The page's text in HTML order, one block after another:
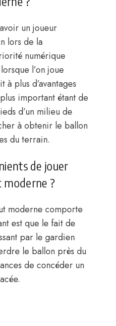
un joueur
lors de la
numérique
l’on joue
à plus d’avantages
important étant de
d’un milieu de
à obtenir le ballon
du terrain.
de jouer
moderne ?
moderne comporte
est que le fait de
par le gardien
le ballon près du
de concéder un